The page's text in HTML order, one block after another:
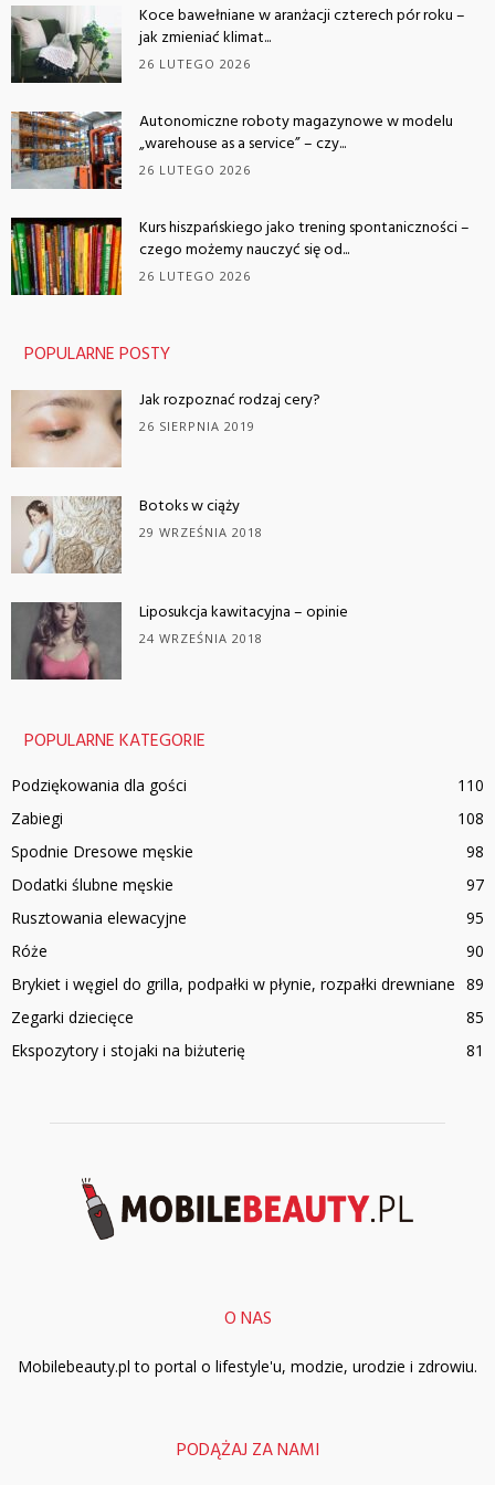
Koce bawełniane w aranżacji czterech pór roku –
jak zmieniać klimat...
26 LUTEGO 2026
Autonomiczne roboty magazynowe w modelu
„warehouse as a service” – czy...
26 LUTEGO 2026
Kurs hiszpańskiego jako trening spontaniczności –
czego możemy nauczyć się od...
26 LUTEGO 2026
POPULARNE POSTY
Jak rozpoznać rodzaj cery?
26 SIERPNIA 2019
Botoks w ciąży
29 WRZEŚNIA 2018
Liposukcja kawitacyjna – opinie
24 WRZEŚNIA 2018
POPULARNE KATEGORIE
Podziękowania dla gości
110
Zabiegi
108
Spodnie Dresowe męskie
98
Dodatki ślubne męskie
97
Rusztowania elewacyjne
95
Róże
90
Brykiet i węgiel do grilla, podpałki w płynie, rozpałki drewniane 89
Zegarki dziecięce
85
Ekspozytory i stojaki na biżuterię
81
O NAS
Mobilebeauty.pl to portal o lifestyle'u, modzie, urodzie i zdrowiu.
PODĄŻAJ ZA NAMI